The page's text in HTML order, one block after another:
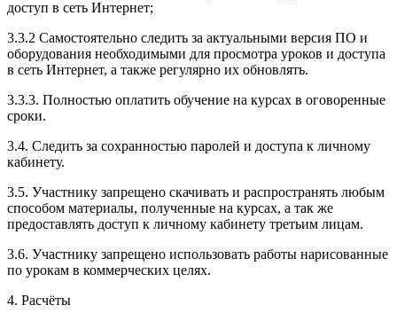
доступ в сеть Интернет;
3.3.2 Самостоятельно следить за актуальными версия ПО и
оборудования необходимыми для просмотра уроков и доступа
в сеть Интернет, а также регулярно их обновлять.
3.3.3. Полностью оплатить обучение на курсах в оговоренные
сроки.
3.4. Следить за сохранностью паролей и доступа к личному
кабинету.
3.5. Участнику запрещено скачивать и распространять любым
способом материалы, полученные на курсах, а так же
предоставлять доступ к личному кабинету третьим лицам.
3.6. Участнику запрещено использовать работы нарисованные
по урокам в коммерческих целях.
4. Расчёты